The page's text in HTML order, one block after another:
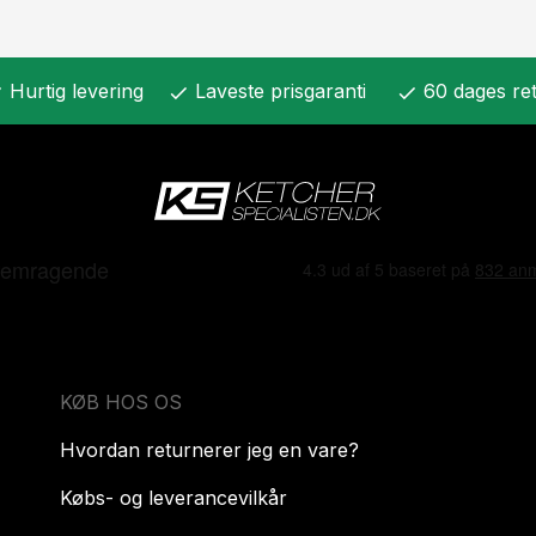
Hurtig levering check Laveste prisgaranti check 60 dages
KØB HOS OS
Hvordan returnerer jeg en vare?
Købs- og leverancevilkår